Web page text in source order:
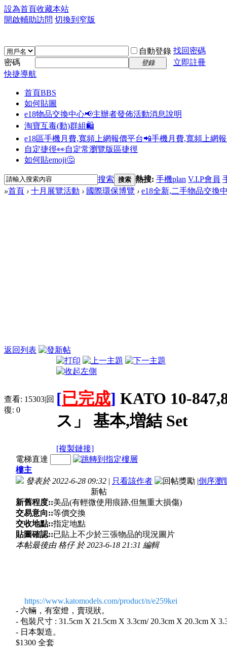
設為首頁收藏本站
開啟輔助訪問 切換到窄版
自動登錄 找回密碼
密碼
登錄
立即註冊
快捷導航
首頁BBS
如何貼圖
e18物品交換中心📢主辦者發佈活動消息說明
淘寶互毒(動)群組🛍️
e18區手機月費,寬頻上網報價平台📲手機月費,寬頻上網
自定捷徑👀自定常瀏覽版區捷徑
如何貼emoji🤔
搜索 搜索 熱搜: 手機plan V.I.P會員
»首頁 › 十月展覽活動 › 國際環保博覽 › e18全新,二手物品交換
返回列表
查看: 15303|回
復: 0
[已完成] KATO 10-
ス」 基本,増結 Set
[複製鏈接]
電梯直達
樓主
發表於 2022-6-28 09:32 | 只看該作者 |倒序瀏
新帖
新舊程度::美品(有輕微使用痕跡,但無重大損傷)
交易意向::等價交換
交收地點::指定地點
貼圖確認::已貼上不少於三張物品的現況圖片
本帖最後由 格仔 於 2023-6-18 21:31 編輯
https://www.katomodels.com/product/n/e259kei
- 六輛，有室燈，賣現狀。
- 包裝尺寸 : 31.5cm X 21.5cm X 3.3cm/ 20.3cm X 20.3cm X
- 日本製造。
$1300 全套